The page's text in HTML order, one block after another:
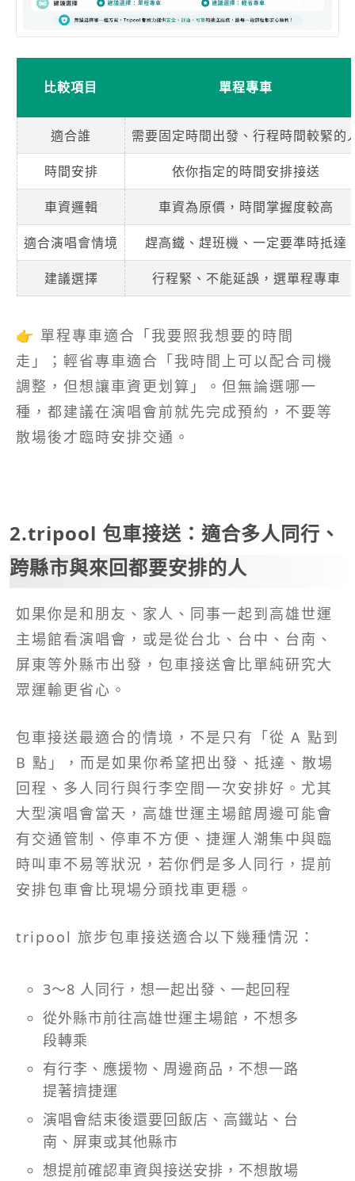
比較項目 單程專車
適合誰 需要固定時間出發、行程時間較緊的
時間安排 依你指定的時間安排接送
車資邏輯 車資為原價，時間掌握度較高
適合演唱會情境 趕高鐵、趕班機、一定要準時抵達
建議選擇 行程緊、不能延誤，選單程專車
👉 單程專車適合「我要照我想要的時間
走」；輕省專車適合「我時間上可以配合司機
調整，但想讓車資更划算」。但無論選哪一
種，都建議在演唱會前就先完成預約，不要等
散場後才臨時安排交通。
2.tripool 包車接送：適合多人同行、
跨縣市與來回都要安排的人
如果你是和朋友、家人、同事一起到高雄世運
主場館看演唱會，或是從台北、台中、台南、
屏東等外縣市出發，包車接送會比單純研究大
眾運輸更省心。
包車接送最適合的情境，不是只有「從 A 點到
B 點」，而是如果你希望把出發、抵達、散場
回程、多人同行與行李空間一次安排好。尤其
大型演唱會當天，高雄世運主場館周邊可能會
有交通管制、停車不方便、捷運人潮集中與臨
時叫車不易等狀況，若你們是多人同行，提前
安排包車會比現場分頭找車更穩。
tripool 旅步包車接送適合以下幾種情況：
3～8 人同行，想一起出發、一起回程
從外縣市前往高雄世運主場館，不想多
段轉乘
有行李、應援物、周邊商品，不想一路
提著擠捷運
演唱會結束後還要回飯店、高鐵站、台
南、屏東或其他縣市
想提前確認車資與接送安排，不想散場